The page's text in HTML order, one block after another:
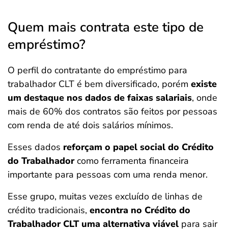
Quem mais contrata este tipo de
empréstimo?
O perfil do contratante do empréstimo para
trabalhador CLT é bem diversificado, porém existe
um destaque nos dados de faixas salariais, onde
mais de 60% dos contratos são feitos por pessoas
com renda de até dois salários mínimos.
Esses dados reforçam o papel social do Crédito
do Trabalhadorcomo ferramenta financeira
importante para pessoas com uma renda menor.
Esse grupo, muitas vezes excluído de linhas de
crédito tradicionais, encontra no Crédito do
Trabalhador CLT uma alternativa viável para sair